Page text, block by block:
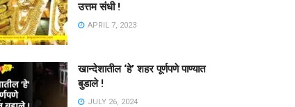
उत्तम संधी !
APRIL 7, 2023
खान्देशातील ‘हे’ शहर पूर्णपणे पाण्यात
बुडाले !
JULY 26, 2024